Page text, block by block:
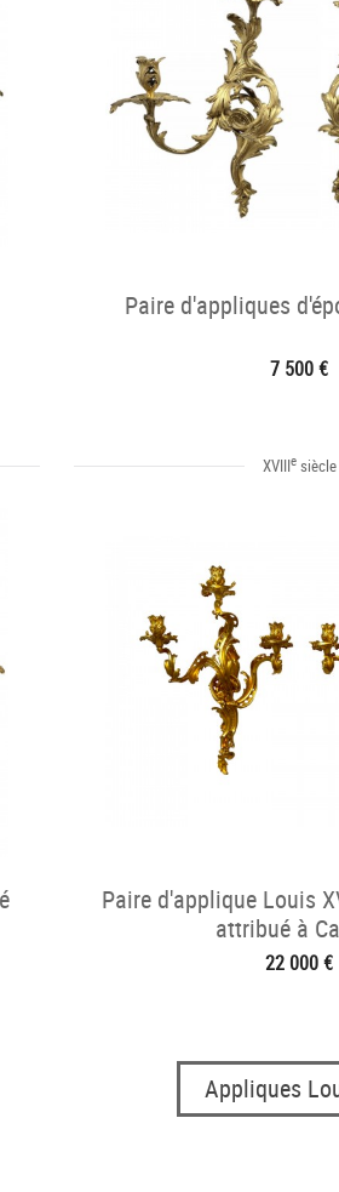
Paire d'appliques
7 500 €
XVIIIesiècle
Paire d'applique Louis
attribué à
22 000 €
Appliques